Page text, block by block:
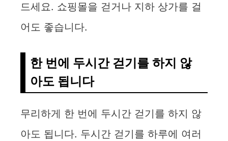
드세요. 쇼핑몰을 걷거나 지하 상가를 걸
어도 좋습니다.
한 번에 두시간 걷기를 하지 않
아도 됩니다
무리하게 한 번에 두시간 걷기를 하지 않
아도 됩니다. 두시간 걷기를 하루에 여러